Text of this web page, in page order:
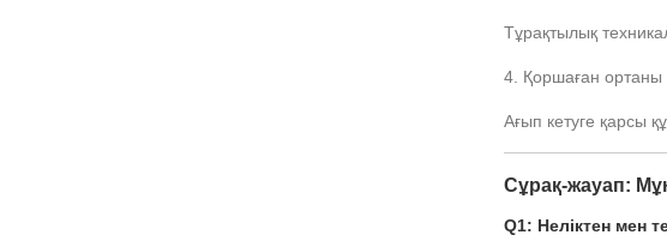
Тұрақтылық
4. Қоршаған ортаны
Ағып кетуге қарсы
Сұрақ-жауап:
Q1: Неліктен мен